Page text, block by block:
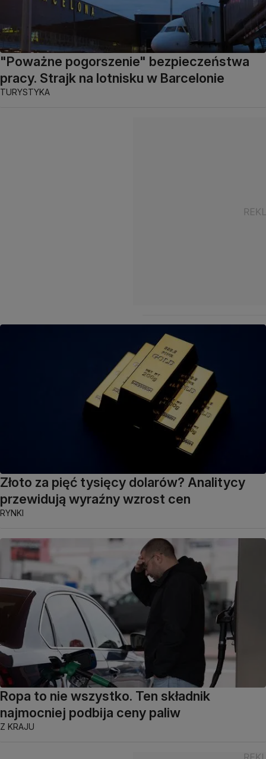
"Poważne pogorszenie" bezpieczeństwa
pracy. Strajk na lotnisku w Barcelonie
TURYSTYKA
Złoto za pięć tysięcy dolarów? Analitycy
przewidują wyraźny wzrost cen
RYNKI
Ropa to nie wszystko. Ten składnik
najmocniej podbija ceny paliw
Z KRAJU